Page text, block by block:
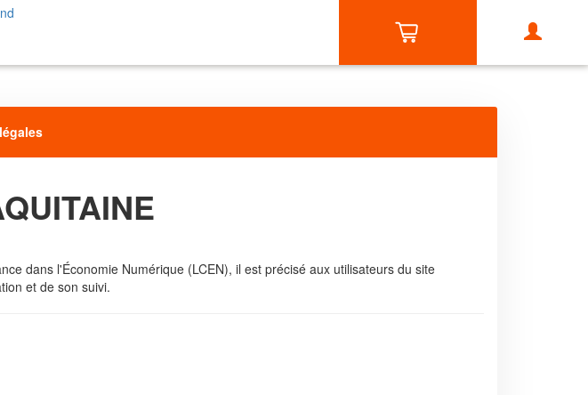
dans l'Économie Numérique (LCEN), il est précisé aux utilisateurs du site
et de son suivi.